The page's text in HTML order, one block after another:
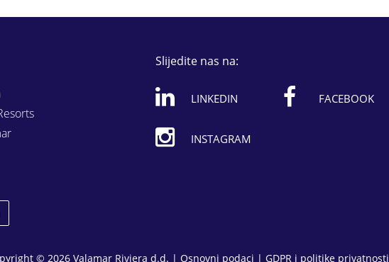
Slijedite nas na:
LINKEDIN FACEBOOK
INSTAGRAM
© 2026 Valamar Riviera d.d. | Osnovni podaci | GDPR i politike privatnosti